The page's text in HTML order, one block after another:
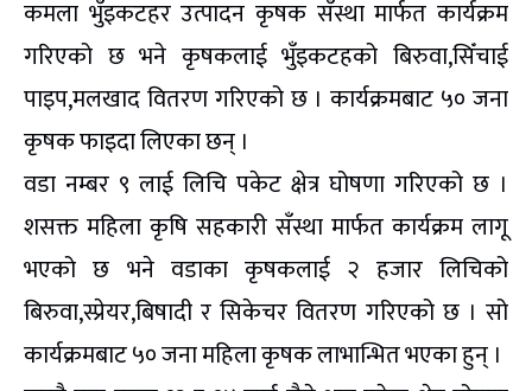
कमला भुँइकटहर उत्पादन कृषक सँस्था मार्फत कार्यक्रम
गरिएको छ भने कृषकलाई भुँइकटहको बिरुवा,सिँचाई
पाइप,मलखाद वितरण गरिएको छ । कार्यक्रमबाट ५० जना
कृषक फाइदा लिएका छन् ।
वडा नम्बर ९ लाई लिचि पकेट क्षेत्र घोषणा गरिएको छ ।
शसक्त महिला कृषि सहकारी सँस्था मार्फत कार्यक्रम लागू
भएको छ भने वडाका कृषकलाई २ हजार लिचिको
बिरुवा,स्प्रेयर,बिषादी र सिकेचर वितरण गरिएको छ । सो
कार्यक्रमबाट ५० जना महिला कृषक लाभान्भित भएका हुन् ।